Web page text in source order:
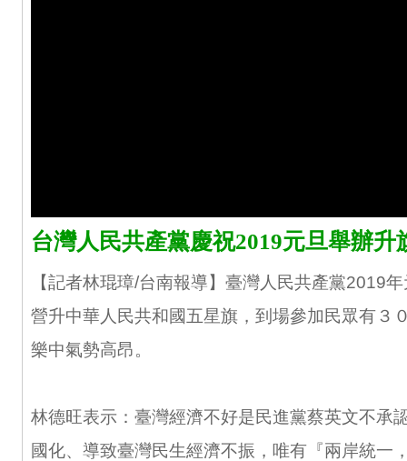
台灣人民共產黨慶祝2019元旦舉辦升
【記者林琨璋/台南報導】臺灣人民共產黨2019
營升中華人民共和國五星旗，到場參加民眾有３
樂中氣勢高昂。
林德旺表示：臺灣經濟不好是民進黨蔡英文不承
國化、導致臺灣民生經濟不振，唯有『兩岸統一